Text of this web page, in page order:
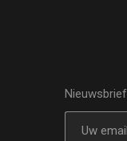
Nieuwsbrief